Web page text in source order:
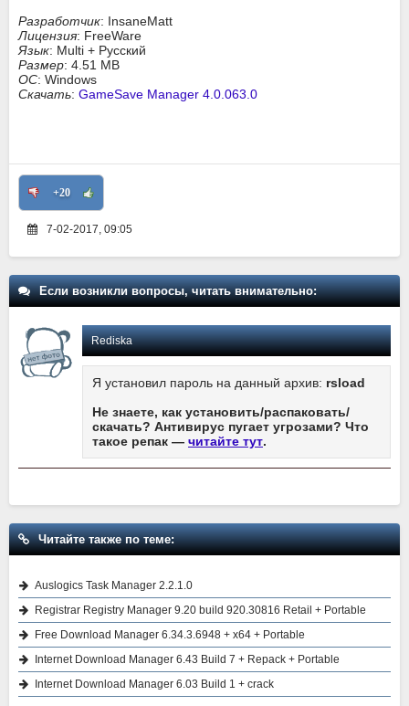
Разработчик: InsaneMatt
Лицензия: FreeWare
Язык: Multi + Русский
Размер: 4.51 MB
ОС: Windows
Скачать: GameSave Manager 4.0.063.0
+20
7-02-2017, 09:05
Если возникли вопросы, читать внимательно:
Rediska
Я установил пароль на данный архив: rsload
Не знаете, как установить/распаковать/
скачать? Антивирус пугает угрозами? Что
такое репак — читайте тут.
Читайте также по теме:
Auslogics Task Manager 2.2.1.0
Registrar Registry Manager 9.20 build 920.30816 Retail + Portable
Free Download Manager 6.34.3.6948 + x64 + Portable
Internet Download Manager 6.43 Build 7 + Repack + Portable
Internet Download Manager 6.03 Build 1 + crack